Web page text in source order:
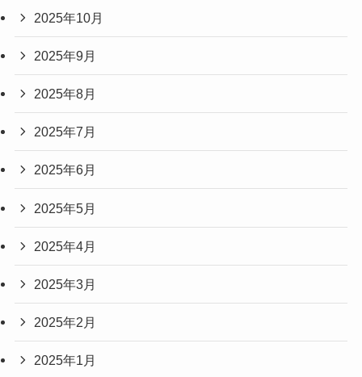
2025年10月
2025年9月
2025年8月
2025年7月
2025年6月
2025年5月
2025年4月
2025年3月
2025年2月
2025年1月